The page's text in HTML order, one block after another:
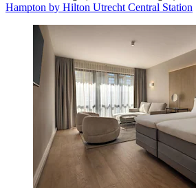
Hampton by Hilton Utrecht Central Station